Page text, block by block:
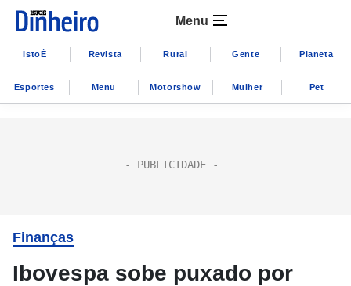
Menu
IstoÉ Revista Rural Gente Planeta
Esportes Menu Motorshow Mulher Pet
Finanças
Ibovespa sobe puxado por